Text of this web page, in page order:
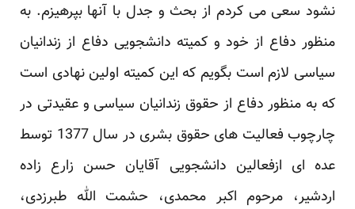
نشود سعی می کردم از بحث و جدل با آنها بپرهیزم. به
منظور دفاع از خود و کمیته دانشجویی دفاع از زندانیان
سیاسی لازم است بگویم که این کمیته اولین نهادی است
که به منظور دفاع از حقوق زندانیان سیاسی و عقیدتی در
چارچوب فعالیت های حقوق بشری در سال 1377 توسط
عده ای ازفعالین دانشجویی آقایان حسن زارع زاده
اردشیر، مرحوم اکبر محمدی، حشمت الله طبرزدی،